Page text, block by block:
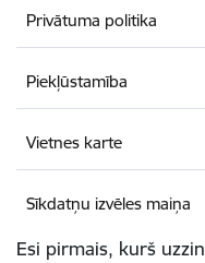
Privātuma politika
Piekļūstamība
Vietnes karte
Sīkdatņu izvēles maiņa
Esi pirmais, kurš